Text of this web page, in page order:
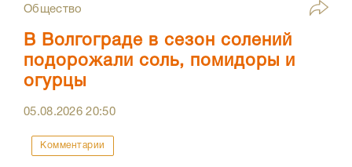
Общество
В Волгограде в сезон солений
подорожали соль, помидоры и
огурцы
05.08.202620:50
Комментарии